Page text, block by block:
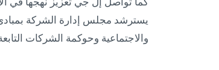
يسترشد مجلس إدارة الشركة بمبادئ
والاجتماعية وحوكمة الشركات